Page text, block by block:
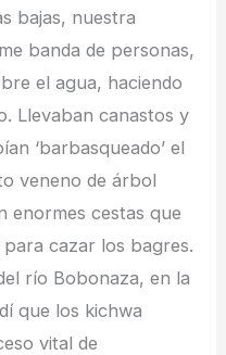
bajas, nuestra
banda de personas,
el agua, haciendo
Llevaban canastos y
‘barbasqueado’ el
veneno de árbol
enormes cestas que
cazar los bagres.
río Bobonaza, en la
que los kichwa
vital de